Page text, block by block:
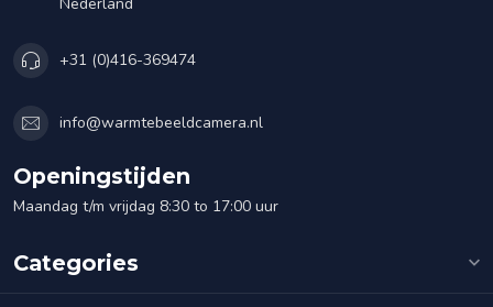
+31 (0)416-369474
info@warmtebeeldcamera.nl
Openingstijden
Maandag t/m vrijdag 8:30 to 17:00 uur
Categories